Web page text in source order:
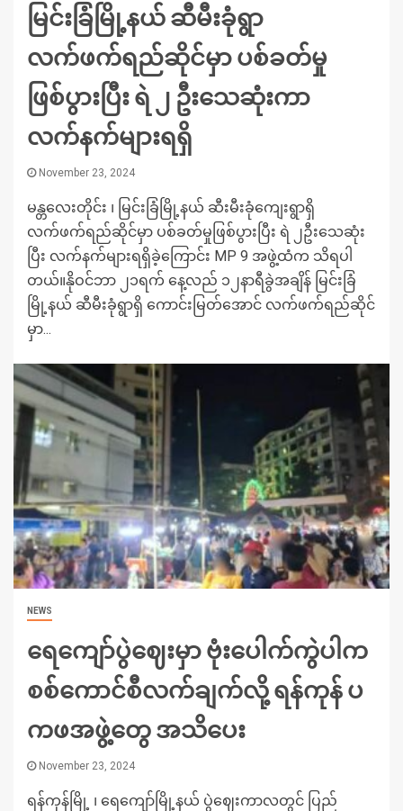
မြင်းခြံမြို့နယ် ဆီမီးခုံရွာ
လက်ဖက်ရည်ဆိုင်မှာ ပစ်ခတ်မှု
ဖြစ်ပွားပြီး ရဲ ၂ ဦးသေဆုံးကာ
လက်နက်များရရှိ
November 23, 2024
မန္တလေးတိုင်း ၊ မြင်းခြံမြို့နယ် ဆီးမီးခုံကျေးရွာရှိ
လက်ဖက်ရည်ဆိုင်မှာ ပစ်ခတ်မှုဖြစ်ပွားပြီး ရဲ ၂ဦးသေဆုံး
ပြီး လက်နက်များရရှိခဲ့ကြောင်း MP 9 အဖွဲ့ထံက သိရပါ
တယ်။နိုဝင်ဘာ ၂၁ရက် နေ့လည် ၁၂နာရီခွဲအချိန် မြင်းခြံ
မြို့နယ် ဆီမီးခုံရွာရှိ ကောင်းမြတ်အောင် လက်ဖက်ရည်ဆိုင်
မှာ...
NEWS
ရေကျော်ပွဲဈေးမှာ ဗုံးပေါက်ကွဲပါက
စစ်ကောင်စီလက်ချက်လို့ ရန်ကုန် ပ
ကဖအဖွဲ့တွေ အသိပေး
November 23, 2024
ရန်ကုန်မြို့ ၊ ရေကျော်မြို့နယ် ပွဲဈေးကာလတွင် ပြည်